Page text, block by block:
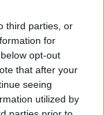
third parties, or
for
opt-out
that after your
seeing
utilized by
e
DeeperDive
sui loro